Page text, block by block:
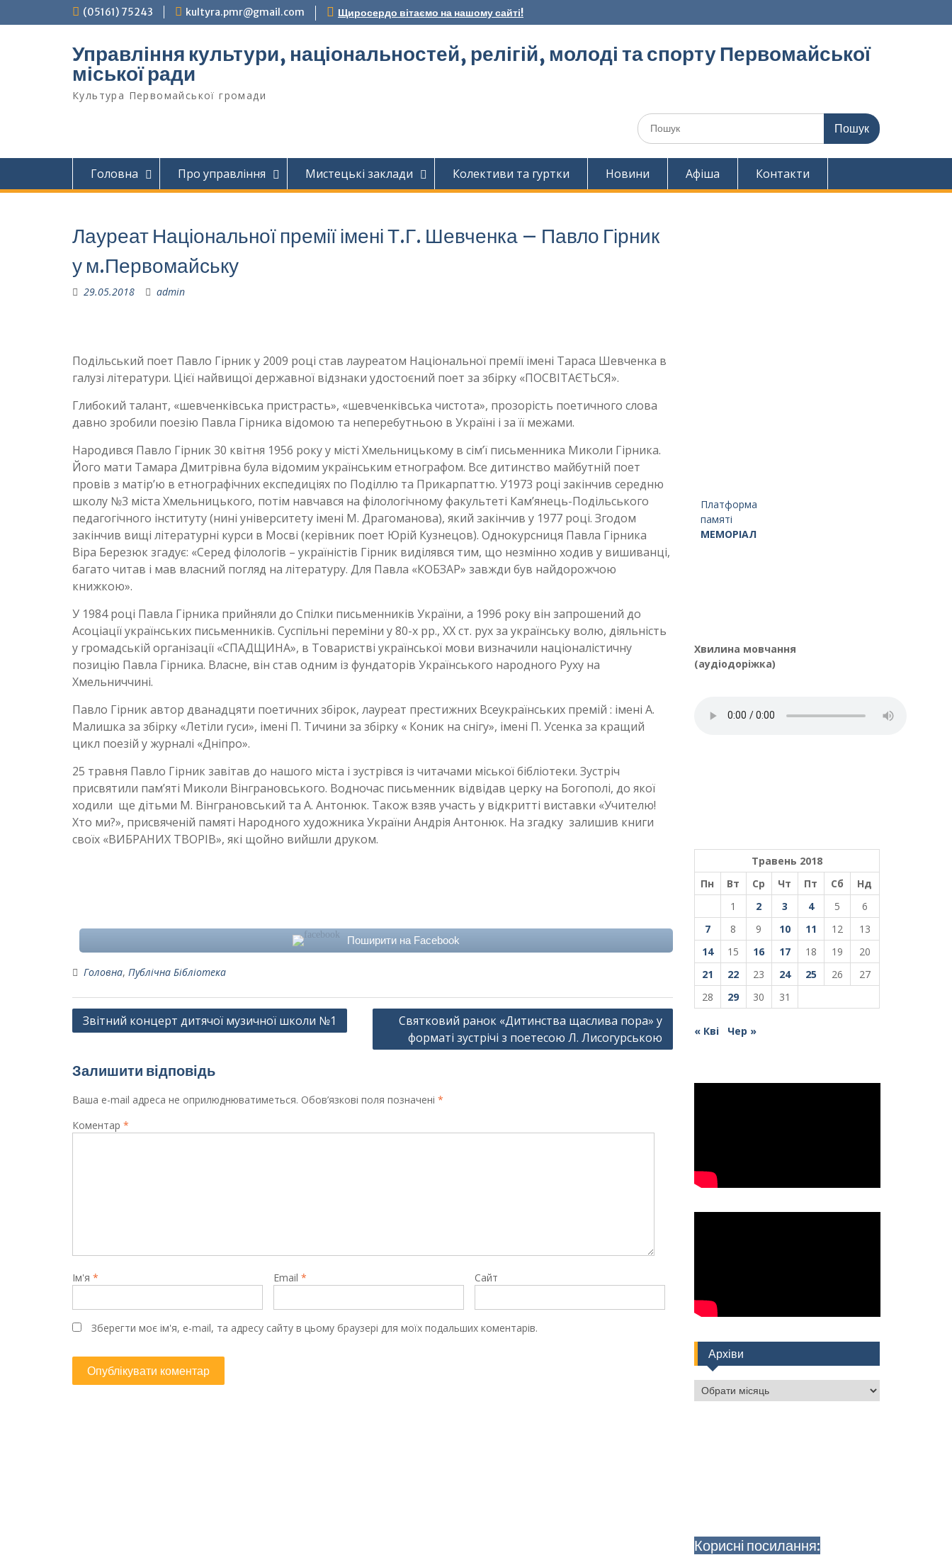
до
(05161) 75243 kultyra.pmr@gmail.com Щиросердо вітаємо на нашому сайті!
Управління культури, національностей, релігій, молоді та спорту Первомайської
міської ради
Культура Первомайcької громади
Шукати:
Головна Про управління Мистецькі заклади Колективи та гуртки Новини Афіша Контакти
Лауреат Національної премії імені Т.Г. Шевченка – Павло Гірник
у м.Первомайську
29.05.2018 admin
Подільський поет Павло Гірник у 2009 році став лауреатом Національної премії імені Тараса Шевченка в
галузі літератури. Цієї найвищої державної відзнаки удостоєний поет за збірку «ПОСВІТАЄТЬСЯ».
Глибокий талант, «шевченківська пристрасть», «шевченківська чистота», прозорість поетичного слова
давно зробили поезію Павла Гірника відомою та неперебутньою в Україні і за її межами.
Народився Павло Гірник 30 квітня 1956 року у місті Хмельницькому в сім’ї письменника Миколи Гірника.
Його мати Тамара Дмитрівна була відомим українським етнографом. Все дитинство майбутній поет
провів з матір’ю в етнографічних експедиціях по Поділлю та Прикарпаттю. У1973 році закінчив середню
школу №3 міста Хмельницького, потім навчався на філологічному факультеті Кам’янець-Подільського
педагогічного інституту (нині університету імені М. Драгоманова), який закінчив у 1977 році. Згодом
закінчив вищі літературні курси в Мосві (керівник поет Юрій Кузнецов). Однокурсниця Павла Гірника
Віра Березюк згадує: «Серед філологів – україністів Гірник виділявся тим, що незмінно ходив у вишиванці,
багато читав і мав власний погляд на літературу. Для Павла «КОБЗАР» завжди був найдорожчою
книжкою».
У 1984 році Павла Гірника прийняли до Спілки письменників України, а 1996 року він запрошений до
Асоціації українських письменників. Суспільні переміни у 80-х рр., ХХ ст. рух за українську волю, діяльність
у громадській організації «СПАДЩИНА», в Товаристві української мови визначили націоналістичну
позицію Павла Гірника. Власне, він став одним із фундаторів Українського народного Руху на
Хмельниччині.
Павло Гірник автор дванадцяти поетичних збірок, лауреат престижних Всеукраїнських премій : імені А.
Малишка за збірку «Летіли гуси», імені П. Тичини за збірку « Коник на снігу», імені П. Усенка за кращий
цикл поезій у журналі «Дніпро».
25 травня Павло Гірник завітав до нашого міста і зустрівся із читачами міської бібліотеки. Зустріч
присвятили пам’яті Миколи Вінграновського. Водночас письменник відвідав церку на Богополі, до якої
ходили ще дітьми М. Вінграновський та А. Антонюк. Також взяв участь у відкритті виставки «Учителю!
Хто ми?», присвяченій памяті Народного художника України Андрія Антонюк. На згадку залишив книги
своїх «ВИБРАНИХ ТВОРІВ», які щойно вийшли друком.
Поширити на Facebook
Головна, Публічна Бібліотека
Навігація
Звітний концерт дитячої музичної школи №1
Святковий ранок «Дитинства щаслива пора» у
форматі зустрічі з поетесою Л. Лисогурською
Залишити відповідь
Ваша e-mail адреса не оприлюднюватиметься. Обов’язкові поля позначені *
Коментар *
Ім'я * Email * Сайт
Зберегти моє ім'я, e-mail, та адресу сайту в цьому браузері для моїх подальших коментарів.
Платформа
памяті
МЕМОРІАЛ
Хвилина мовчання
(аудіодоріжка)
Травень 2018
Пн
Вт Ср Чт Пт Сб
Нд
1
2 3 4 5
6
7
8 9 10 11 12
13
14
15 16 17 18 19
20
21
22 23 24 25 26
27
28
29 30 31
« Кві Чер »
Архіви
Архіви
Корисні посилання: